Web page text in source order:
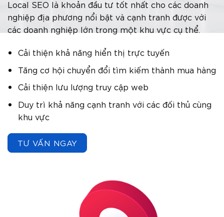
Local SEO là khoản đầu tư tốt nhất cho các doanh
nghiệp địa phương nổi bật và cạnh tranh được với
các doanh nghiệp lớn trong một khu vực cụ thể.
Cải thiện khả năng hiển thị trực tuyến
Tăng cơ hội chuyển đổi tìm kiếm thành mua hàng
Cải thiện lưu lượng truy cập web
Duy trì khả năng cạnh tranh với các đối thủ cùng
khu vực
TƯ VẤN NGAY